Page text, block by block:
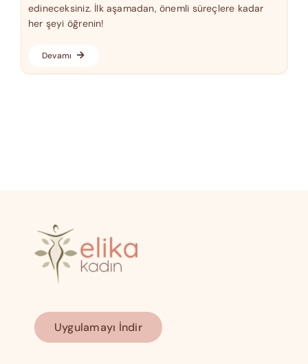
edineceksiniz. İlk aşamadan, önemli süreçlere kadar
her şeyi öğrenin!
Devamı
Uygulamayı İndir